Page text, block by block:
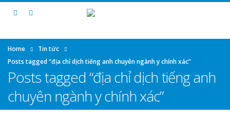
Home
Tin tức
Posts tagged “địa chỉ dịch tiếng anh chuyên ngành y chính xác”
Posts tagged “địa chỉ dịch tiếng anh
chuyên ngành y chính xác”